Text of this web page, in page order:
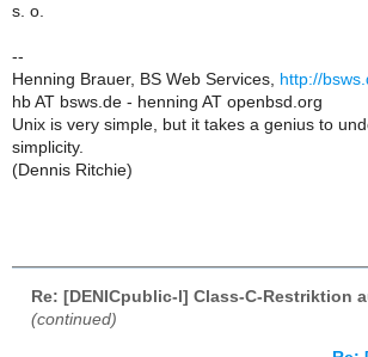
s. o.
--
Henning Brauer, BS Web Services, http://
hb AT bsws.de - henning AT openbsd.org
Unix is very simple, but it takes a genius to
simplicity.
(Dennis Ritchie)
Re: [DENICpublic-l] Class-C-Restriktion
(continued)